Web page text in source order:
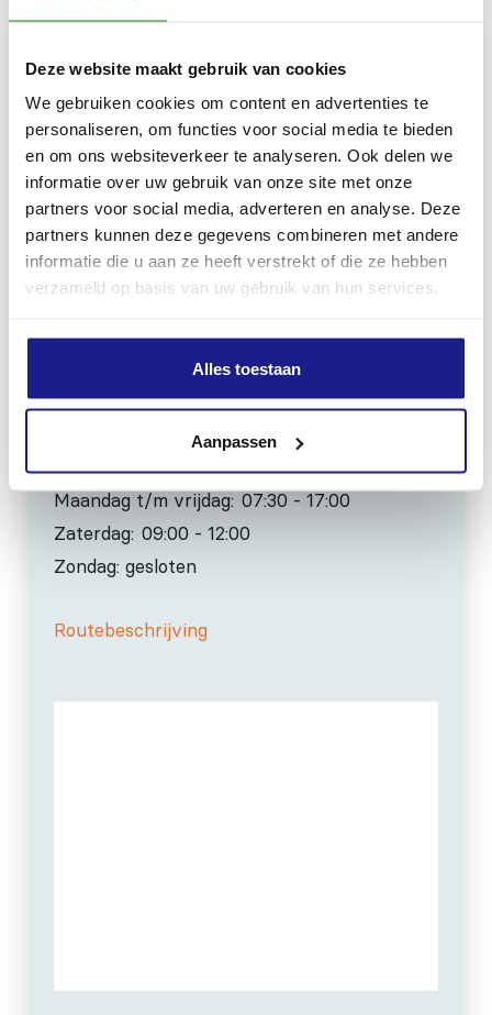
Deze website maakt gebruik van cookies
We gebruiken cookies om content en advertenties te
personaliseren, om functies voor social media te bieden
en om ons websiteverkeer te analyseren. Ook delen we
informatie over uw gebruik van onze site met onze
partners voor social media, adverteren en analyse. Deze
partners kunnen deze gegevens combineren met andere
informatie die u aan ze heeft verstrekt of die ze hebben
verzameld op basis van uw gebruik van hun services.
Alles toestaan
Aanpassen
MECHANISATIE FRANEKER
Kiehoek 26
8801 RD Franeker
0517-396800
info@mechanisatiefraneker.nl
OPENINGSTIJDEN
Maandag t/m vrijdag: 07:30 - 17:00
Zaterdag: 09:00 - 12:00
Zondag: gesloten
Routebeschrijving